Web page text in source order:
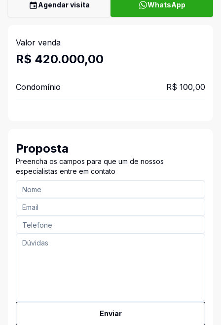
Agendar visita WhatsApp
Valor venda
R$ 420.000,00
Condomínio R$ 100,00
Proposta
Preencha os campos para que um de nossos
especialistas entre em contato
Enviar